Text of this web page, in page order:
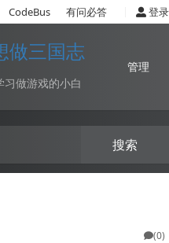
CodeBus 有问必答 登录
做三国志
习做游戏的小白
管理
(0)
搜索